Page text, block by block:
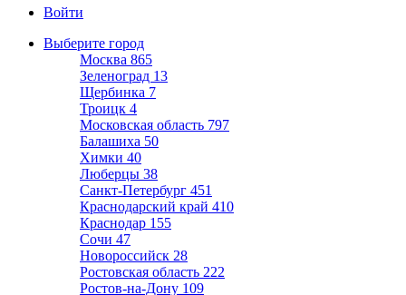
Войти
Выберите город
Москва 865
Зеленоград 13
Щербинка 7
Троицк 4
Московская область 797
Балашиха 50
Химки 40
Люберцы 38
Санкт-Петербург 451
Краснодарский край 410
Краснодар 155
Сочи 47
Новороссийск 28
Ростовская область 222
Ростов-на-Дону 109